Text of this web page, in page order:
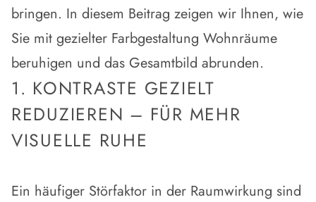
bringen. In diesem Beitrag zeigen wir Ihnen, wie
Sie mit gezielter Farbgestaltung Wohnräume
beruhigen und das Gesamtbild abrunden.
1. KONTRASTE GEZIELT
REDUZIEREN – FÜR MEHR
VISUELLE RUHE
Ein häufiger Störfaktor in der Raumwirkung sind